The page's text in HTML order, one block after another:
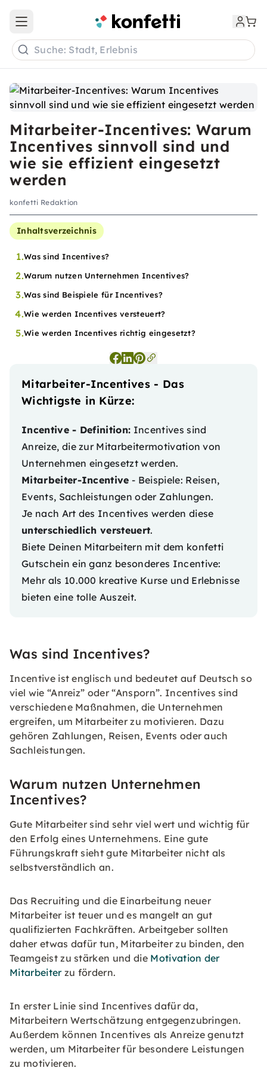
Mitarbeiter-Incentives: Warum
Incentives sinnvoll sind und
wie sie effizient eingesetzt
werden
konfetti Redaktion
Inhaltsverzeichnis
1.Was sind Incentives?
2.Warum nutzen Unternehmen Incentives?
3.Was sind Beispiele für Incentives?
4.Wie werden Incentives versteuert?
5.Wie werden Incentives richtig eingesetzt?
Mitarbeiter-Incentives - Das
Wichtigste in Kürze:
Incentive - Definition: Incentives sind
Anreize, die zur Mitarbeitermotivation von
Unternehmen eingesetzt werden.
Mitarbeiter-Incentive - Beispiele: Reisen,
Events, Sachleistungen oder Zahlungen.
Je nach Art des Incentives werden diese
unterschiedlich versteuert.
Biete Deinen Mitarbeitern mit dem konfetti
Gutschein ein ganz besonderes Incentive:
Mehr als 10.000 kreative Kurse und Erlebnisse
bieten eine tolle Auszeit.
Was sind Incentives?
Incentive ist englisch und bedeutet auf Deutsch so
viel wie “Anreiz” oder “Ansporn”. Incentives sind
verschiedene Maßnahmen, die Unternehmen
ergreifen, um Mitarbeiter zu motivieren. Dazu
gehören Zahlungen, Reisen, Events oder auch
Sachleistungen.
Warum nutzen Unternehmen
Incentives?
Gute Mitarbeiter sind sehr viel wert und wichtig für
den Erfolg eines Unternehmens. Eine gute
Führungskraft sieht gute Mitarbeiter nicht als
selbstverständlich an.
Das Recruiting und die Einarbeitung neuer
Mitarbeiter ist teuer und es mangelt an gut
qualifizierten Fachkräften. Arbeitgeber sollten
daher etwas dafür tun, Mitarbeiter zu binden, den
Teamgeist zu stärken und die Motivation der
Mitarbeiterzu fördern.
In erster Linie sind Incentives dafür da,
Mitarbeitern Wertschätzung entgegenzubringen.
Außerdem können Incentives als Anreize genutzt
werden, um Mitarbeiter für besondere Leistungen
zu motivieren.
Open main menu
Suche: Stadt, Erlebnis